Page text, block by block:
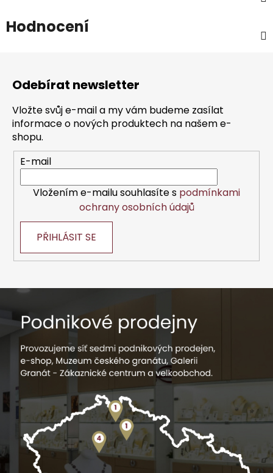
Hodnocení
Odebírat newsletter
Vložte svůj e-mail a my vám budeme zasílat
informace o nových produktech na našem e-
shopu.
E-mail
Vložením e-mailu souhlasíte s podmínkami
ochrany osobních údajů
PŘIHLÁSIT SE